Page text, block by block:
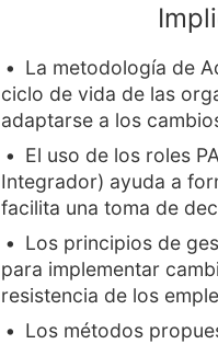
La metodología de
ciclo de vida de las
adaptarse a los
El uso de los roles
Integrador) ayuda a
facilita una toma de
Los principios de
para implementar
resistencia de los
Los métodos